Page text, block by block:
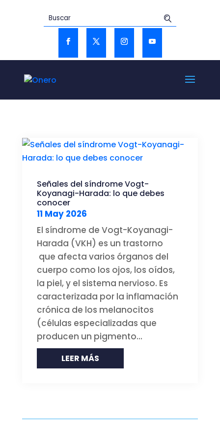
Señales del síndrome Vogt-
Koyanagi-Harada: lo que debes
conocer
11 May 2026
El síndrome de Vogt-Koyanagi-
Harada (VKH) es un trastorno
que afecta varios órganos del
cuerpo como los ojos, los oídos,
la piel, y el sistema nervioso. Es
caracterizada por la inflamación
crónica de los melanocitos
(células especializadas que
producen un pigmento...
LEER MÁS